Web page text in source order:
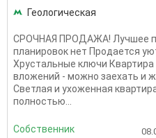
Геологическая
СРОЧНАЯ ПРОДАЖА! Лучшее
планировок нет Продается
Хрустальные ключи
вложений - можно заехать и
Светлая и ухоженная
полностью...
Собственник